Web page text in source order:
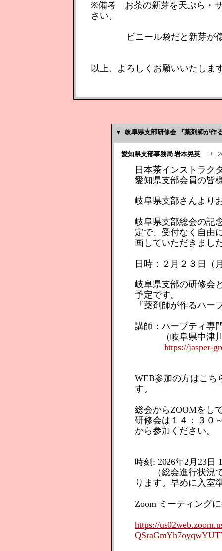
※備考 お茶の新芽を天ぷら・
さい。
ビニール袋だと新芽が傷
以上、よろしくお願いいたしま
▼ 岐阜県支部研修会 『薬剤師が作
愛知県支部事務局 岩本晃英 ++
日本茶インストラク
愛知県支部会員の皆
岐阜県支部さんより
岐阜県支部総会の記
定で、受付なく自由
画していただきまし
日時：２月２３日
岐阜県支部の研修会
予定です。
『薬剤師が作るハー
講師：ハーブティ専
（岐阜県中津川
https://jasper-
WEB参加の方はこち
す。
総会からZOOMをし
研修会は１４：３０
から参加ください。
時刻: 2026年2月23日
（総会進行状況で
ります。早めに入室
Zoom ミーティング
https://